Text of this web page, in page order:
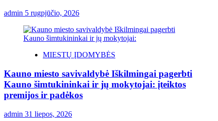
admin 5 rugpjūčio, 2026
MIESTŲ ĮDOMYBĖS
Kauno miesto savivaldybė Iškilmingai pagerbti
Kauno šimtukininkai ir jų mokytojai: įteiktos
premijos ir padėkos
admin 31 liepos, 2026